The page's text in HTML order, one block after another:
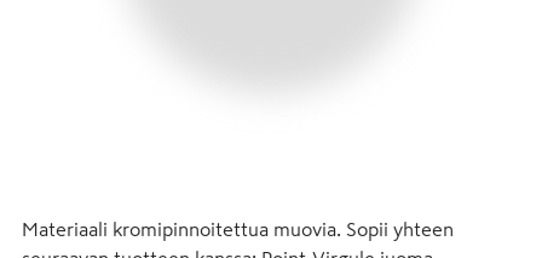
Materiaali kromipinnoitettua muovia. Sopii yhteen